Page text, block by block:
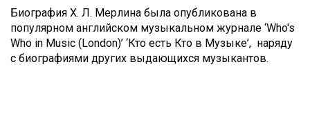
Биография Х. Л. Мерлина была опубликована в
популярном английском музыкальном журнале ‘Who's
Who in Music (London)’ ‘Кто есть Кто в Музыке’, наряду
с биографиями других выдающихся музыкантов.